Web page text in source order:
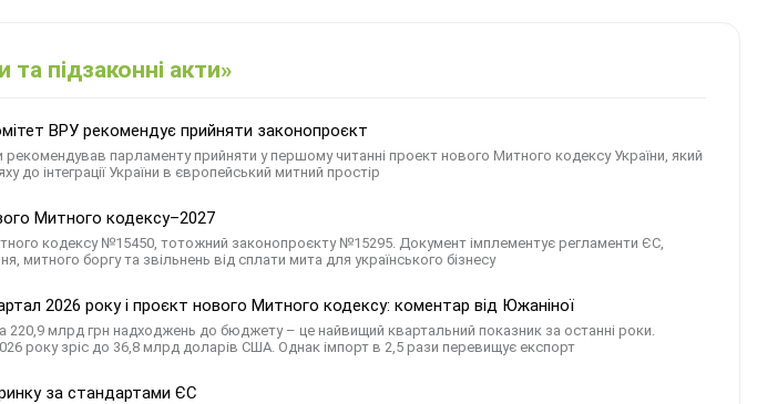
та підзаконні акти»
ВРУ рекомендує прийняти законопроєкт
рекомендував парламенту прийняти у першому читанні проект нового Митного кодексу України, який
до інтеграції України в європейський митний простір
Митного кодексу–2027
кодексу №15450, тотожний законопроєкту №15295. Документ імплементує регламенти ЄС,
митного боргу та звільнень від сплати мита для українського бізнесу
2026 року і проєкт нового Митного кодексу: коментар від Южаніної
220,9 млрд грн надходжень до бюджету – це найвищий квартальний показник за останні роки.
року зріс до 36,8 млрд доларів США. Однак імпорт в 2,5 рази перевищує експорт
за стандартами ЄС